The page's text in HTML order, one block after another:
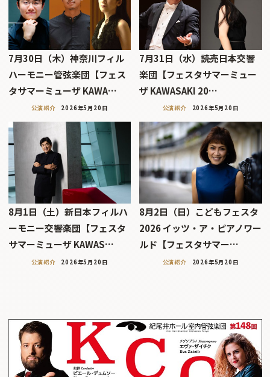
7月30日（木）神奈川フィル
ハーモニー管弦楽団【フェス
タサマーミューザ KAWA…
公演紹介 2026年5月20日
7月31日（水）読売日本交響
楽団【フェスタサマーミュー
ザ KAWASAKI 20…
公演紹介 2026年5月20日
8月1日（土）新日本フィルハ
ーモニー交響楽団【フェスタ
サマーミューザ KAWAS…
公演紹介 2026年5月20日
8月2日（日）こどもフェスタ
2026 イッツ・ア・ピアノワー
ルド【フェスタサマー…
公演紹介 2026年5月20日